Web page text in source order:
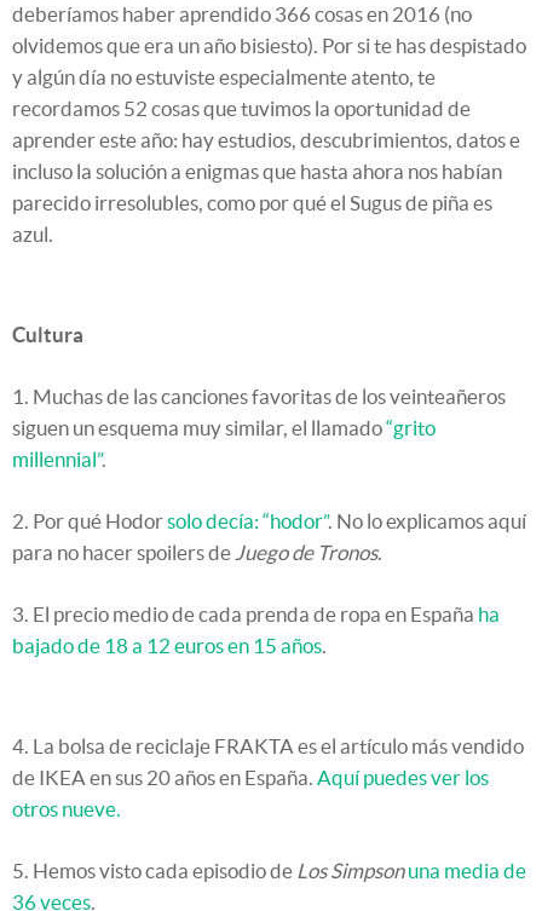
deberíamos haber aprendido 366 cosas en 2016 (no
olvidemos que era un año bisiesto). Por si te has despistado
y algún día no estuviste especialmente atento, te
recordamos 52 cosas que tuvimos la oportunidad de
aprender este año: hay estudios, descubrimientos, datos e
incluso la solución a enigmas que hasta ahora nos habían
parecido irresolubles, como por qué el Sugus de piña es
azul.
Cultura
1. Muchas de las canciones favoritas de los veinteañeros
siguen un esquema muy similar, el llamado“grito
millennial”.
2. Por qué Hodorsolo decía: “hodor”. No lo explicamos aquí
para no hacer spoilers de Juego de Tronos.
3. El precio medio de cada prenda de ropa en España ha
bajado de 18 a 12 euros en 15 años
4. La bolsa de reciclaje FRAKTA es el artículo más vendido
de IKEA en sus 20 años en España. Aquí puedes ver los
otros nueve.
5. Hemos visto cada episodio de Los Simpson una media de
36 veces